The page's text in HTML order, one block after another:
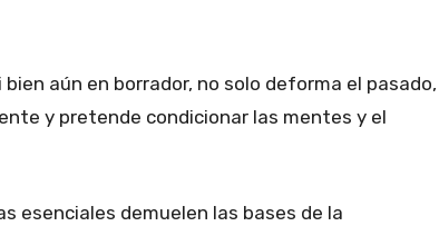
aún en borrador, no solo deforma el pasado,
y pretende condicionar las mentes y el
esenciales demuelen las bases de la